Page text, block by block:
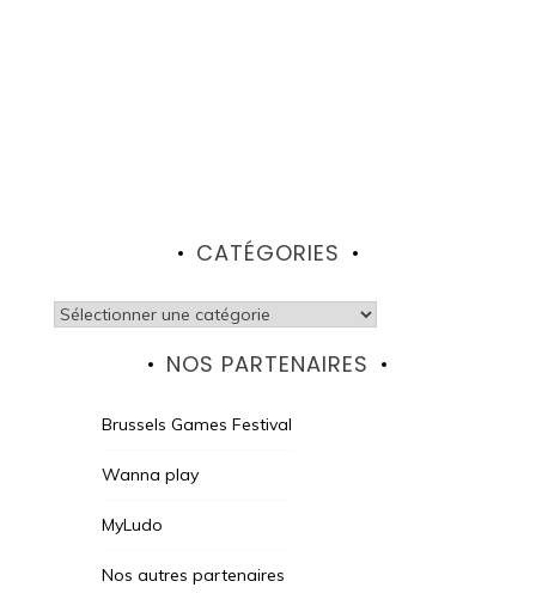
CATÉGORIES
Catégories
NOS PARTENAIRES
Brussels Games Festival
Wanna play
MyLudo
Nos autres partenaires